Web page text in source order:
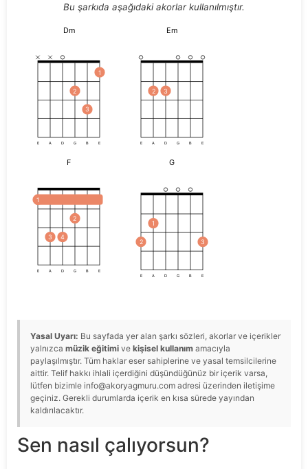
Bu şarkıda aşağıdaki akorlar kullanılmıştır.
Dm
2
3
1
E A D G B E
Em
2 3
E A D G B E
F
1
3 4
2
E A D G B E
G
2
1
3
E A D G B E
Yasal Uyarı: Bu sayfada yer alan şarkı sözleri, akorlar ve içerikler
yalnızca müzik eğitimi ve kişisel kullanım amacıyla
paylaşılmıştır. Tüm haklar eser sahiplerine ve yasal temsilcilerine
aittir. Telif hakkı ihlali içerdiğini düşündüğünüz bir içerik varsa,
lütfen bizimle info@akoryagmuru.com adresi üzerinden iletişime
geçiniz. Gerekli durumlarda içerik en kısa sürede yayından
kaldırılacaktır.
Sen nasıl çalıyorsun?